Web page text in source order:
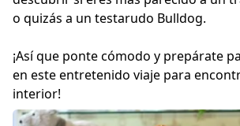
o quizás a un testarudo Bulldog.
¡Así que ponte cómodo y prepárate
en este entretenido viaje para
interior!